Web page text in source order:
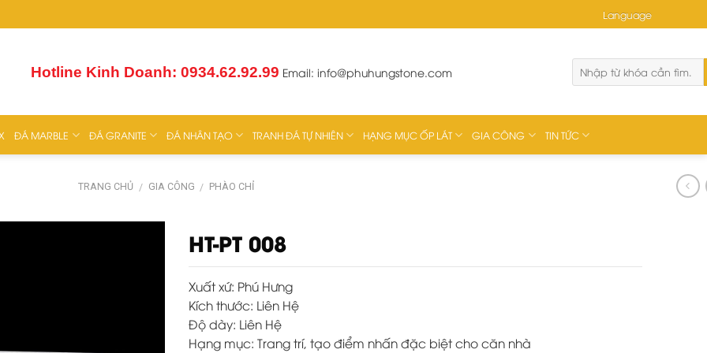
Hotline Kinh Doanh: 0934.62.92.99 Email: info@phuhungstone.com
ĐÁ MARBLE ĐÁ GRANITE ĐÁ NHÂN TẠO TRANH ĐÁ TỰ NHIÊN HẠNG MỤC ỐP LÁT GIA CÔNG TIN TỨC
TRANG CHỦ / GIA CÔNG / PHÀO CHỈ
HT-PT 008
Xuất xứ: Phú Hưng
Kích thước: Liên Hệ
Độ dày: Liên Hệ
Hạng mục: Trang trí, tạo điểm nhấn đặc biệt cho căn nhà
Language